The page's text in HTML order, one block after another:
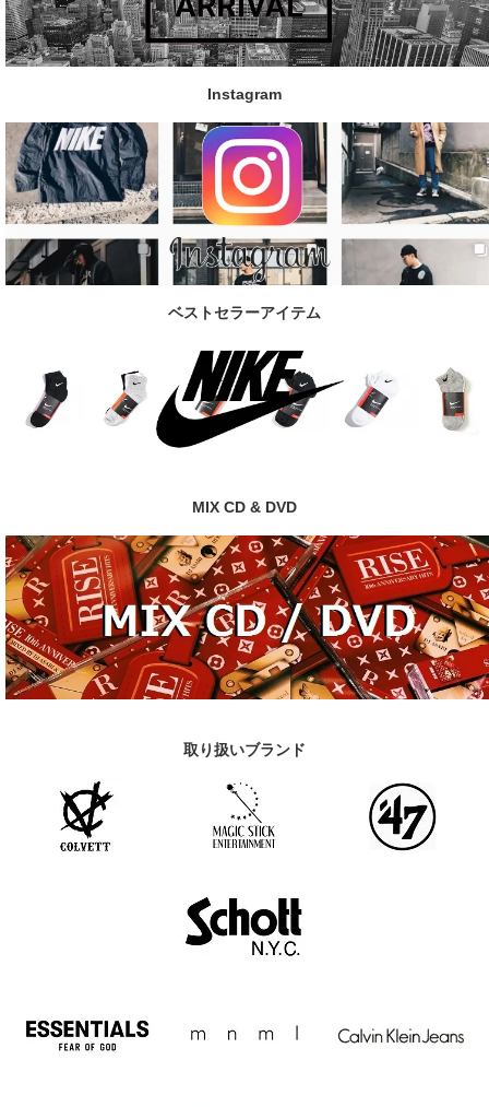
Instagram
ベストセラーアイテム
MIX CD & DVD
取り扱いブランド